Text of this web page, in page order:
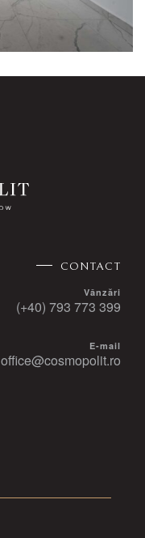
CONTACT
Vânzări
(+40) 793 773 399
E-mail
office@cosmopolit.ro